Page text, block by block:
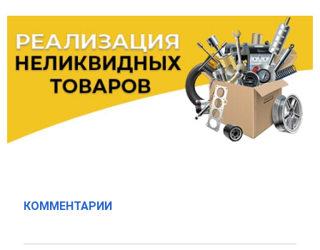
КОММЕНТАРИИ